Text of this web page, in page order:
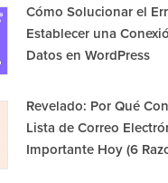
Cómo Solucionar el
Establecer una
Datos en WordPress
Revelado: Por Qué
Lista de Correo
Importante Hoy (6